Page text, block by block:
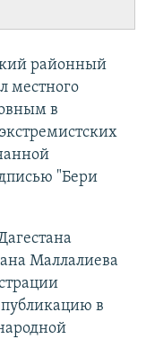
районный
местного
в
"Бери
Маллалиева
в